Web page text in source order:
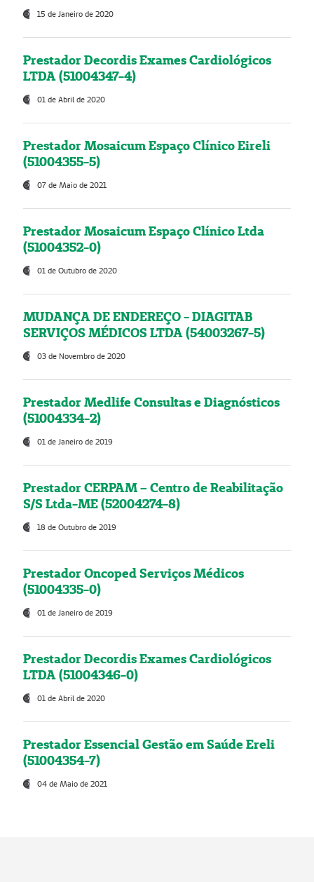
15 de Janeiro de 2020
Prestador Decordis Exames Cardiológicos
LTDA (51004347-4)
01 de Abril de 2020
Prestador Mosaicum Espaço Clínico Eireli
(51004355-5)
07 de Maio de 2021
Prestador Mosaicum Espaço Clínico Ltda
(51004352-0)
01 de Outubro de 2020
MUDANÇA DE ENDEREÇO - DIAGITAB
SERVIÇOS MÉDICOS LTDA (54003267-5)
03 de Novembro de 2020
Prestador Medlife Consultas e Diagnósticos
(51004334-2)
01 de Janeiro de 2019
Prestador CERPAM – Centro de Reabilitação
S/S Ltda-ME (52004274-8)
18 de Outubro de 2019
Prestador Oncoped Serviços Médicos
(51004335-0)
01 de Janeiro de 2019
Prestador Decordis Exames Cardiológicos
LTDA (51004346-0)
01 de Abril de 2020
Prestador Essencial Gestão em Saúde Ereli
(51004354-7)
04 de Maio de 2021